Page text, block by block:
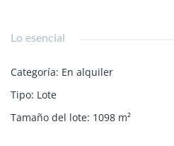
Lo esencial
Categoría: En alquiler
Tipo: Lote
Tamaño del lote: 1098 m²